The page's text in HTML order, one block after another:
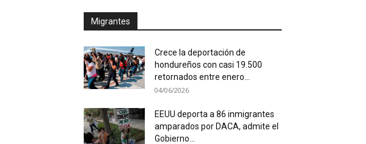
Migrantes
Crece la deportación de
hondureños con casi 19.500
retornados entre enero...
04/06/2026
EEUU deporta a 86 inmigrantes
amparados por DACA, admite el
Gobierno...